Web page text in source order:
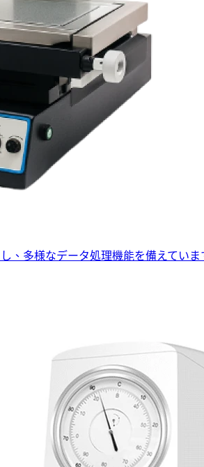
、多様なデータ処理機能を備えていま